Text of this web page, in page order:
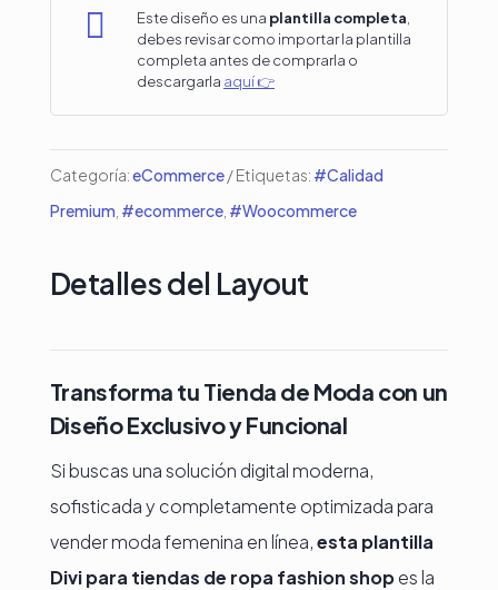
Tienda
Femenina
 Este diseño es una plantilla completa
debes revisar como importar la plantilla
completa antes de comprarla o
descargarla aquí 👉
Categoría:eCommerce Etiquetas: #Calidad
Premium #ecommerce, #Woocommerce
Detalles del Layout
Transforma tu Tienda de Moda con un
Diseño Exclusivo y Funcional
Si buscas una solución digital moderna,
sofisticada y completamente optimizada para
vender moda femenina en línea,esta plantilla
Divi para tiendas de ropa fashion shopes la